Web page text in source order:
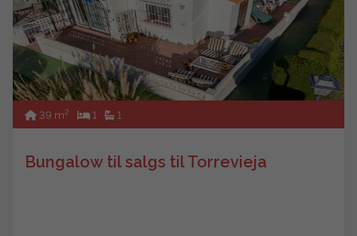
39 m2 1 1
Bungalow til salgs til Torrevieja